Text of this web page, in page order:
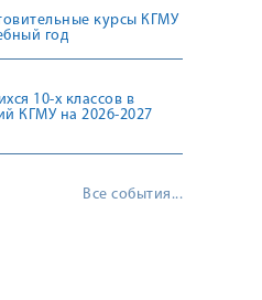
курсы КГМУ
год
10-х классов в
КГМУ на 2026-2027
Все события...